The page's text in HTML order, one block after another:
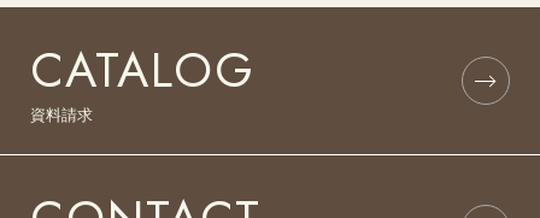
CATALOG
資料請求